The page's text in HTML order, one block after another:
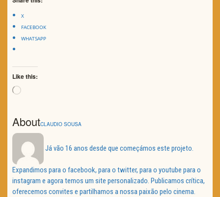
X
FACEBOOK
WHATSAPP
Like this:
Loading…
AboutCLAUDIO SOUSA
Já vão 16 anos desde que começámos este projeto.
Expandimos para o facebook, para o twitter, para o youtube para o
instagram e agora temos um site personalizado. Publicamos crítica,
oferecemos convites e partilhamos a nossa paixão pelo cinema.